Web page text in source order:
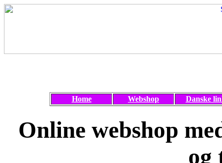
Home Webshop Danske
Online webshop
og